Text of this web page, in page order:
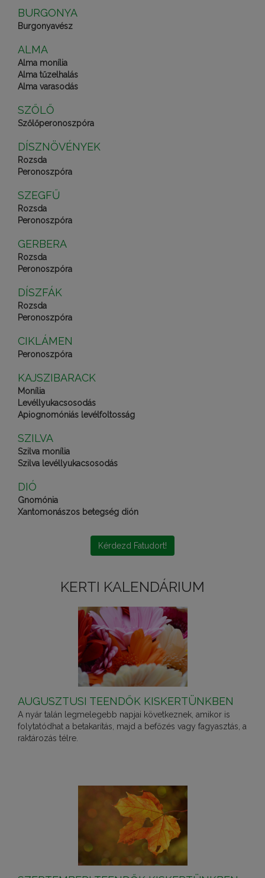
BURGONYA
Burgonyavész
ALMA
Alma monília
Alma tűzelhalás
Alma varasodás
SZŐLŐ
Szőlőperonoszpóra
DÍSZNÖVÉNYEK
Rozsda
Peronoszpóra
SZEGFŰ
Rozsda
Peronoszpóra
GERBERA
Rozsda
Peronoszpóra
DÍSZFÁK
Rozsda
Peronoszpóra
CIKLÁMEN
Peronoszpóra
KAJSZIBARACK
Monília
Levéllyukacsosodás
Apiognomóniás levélfoltosság
SZILVA
Szilva monília
Szilva levéllyukacsosodás
DIÓ
Gnomónia
Xantomonászos betegség dión
Kérdezd Fatudort!
KERTI KALENDÁRIUM
AUGUSZTUSI TEENDŐK KISKERTÜNKBEN
A nyár talán legmelegebb napjai következnek, amikor is
folytatódhat a betakarítás, majd a befőzés vagy fagyasztás, a
raktározás télre.